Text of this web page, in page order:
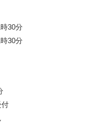
30分
30分